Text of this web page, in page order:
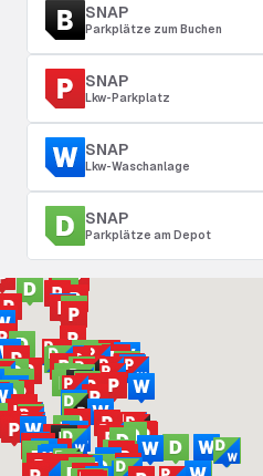
SNAP
Parkplätze zum Buchen
SNAP
Lkw-Parkplatz
SNAP
Lkw-Waschanlage
SNAP
Parkplätze am Depot